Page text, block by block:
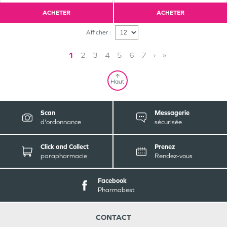
ACHETER ACHETER
Afficher :
1 2 3 4 5 6 7 › »
Haut
Scan
d'ordonnance
Messagerie
sécurisée
Click and Collect
parapharmacie
Prenez
Rendez-vous
Facebook
Pharmabest
CONTACT